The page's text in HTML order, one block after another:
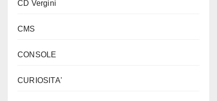
CD Vergini
CMS
CONSOLE
CURIOSITA'